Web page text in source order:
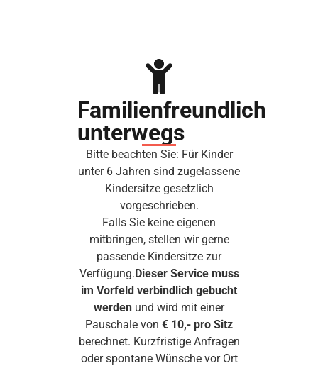
Familienfreundlich
unterwegs
Bitte beachten Sie: Für Kinder
unter 6 Jahren sind zugelassene
Kindersitze gesetzlich
vorgeschrieben.
Falls Sie keine eigenen
mitbringen, stellen wir gerne
passende Kindersitze zur
Verfügung.Dieser Service muss
im Vorfeld verbindlich gebucht
werden und wird mit einer
Pauschale von € 10,- pro Sitz
berechnet. Kurzfristige Anfragen
oder spontane Wünsche vor Ort